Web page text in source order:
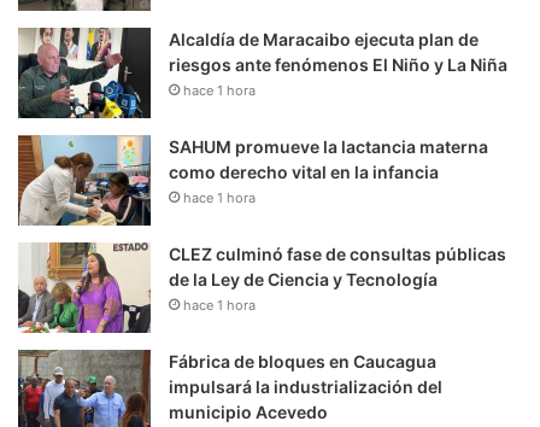
Alcaldía de Maracaibo ejecuta plan de
riesgos ante fenómenos El Niño y La Niña
hace 1 hora
SAHUM promueve la lactancia materna
como derecho vital en la infancia
hace 1 hora
CLEZ culminó fase de consultas públicas
de la Ley de Ciencia y Tecnología
hace 1 hora
Fábrica de bloques en Caucagua
impulsará la industrialización del
municipio Acevedo